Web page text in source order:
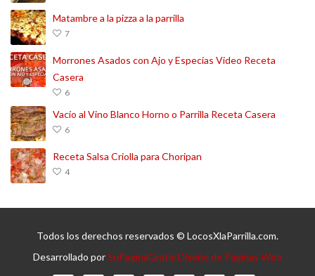
Matambre a la pizza a la parrilla
7
Morrones Asados con Ajo y Especias Video Receta
Casera
6
Vacío al Vino Blanco Horno o Parrilla Receta Casera
6
Receta Salsa Criolla para Choripan
4
Todos los derechos reservados © LocosXlaParrilla.com.
Desarrollado porSuPaginaGratis Diseño de Páginas Web